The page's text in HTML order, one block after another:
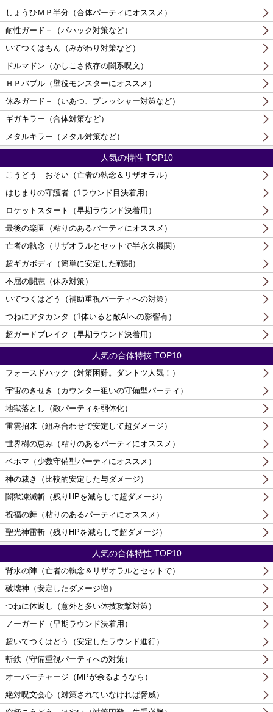
しょうひＭＰ半分（合体パーティにオススメ）
耐性ガード＋（バハック対策など）
いてつくはもん（みがわり対策など）
ドルマドン（かしこさ依存の闇系呪文）
ＨＰバブル（壁役モンスターにオススメ）
休みガード＋（いあつ、プレッシャー対策など）
ギガキラー（合体対策など）
メタルキラー（メタル対策など）
人気の特性 TOP10
こうどう おそい（亡者の執念＆リザオラル）
はじまりの守護者（1ラウンド目決着用）
ロケットスタート（早期ラウンド決着用）
最後の楽園（粘りのあるパーティにオススメ）
亡者の執念（リザオラルとセットで半永久機関）
超ギガボディ（簡単に安定した戦闘）
不屈の闘志（休み対策）
いてつくはどう（補助重視パーティへの対策）
つねにアタカンタ（1体いると敵AIへの影響有）
超ガードブレイク（早期ラウンド決着用）
人気の合体特技 TOP10
フォースドハック（対策困難。ダントツ人気！）
宇宙のきせき（カウンター狙いの守備型パーティ）
地獄落とし（敵パーティを弱体化）
雷雲招来（組み合わせで安定して超ダメージ）
世界樹の恵み（粘りのあるパーティにオススメ）
ベホマ（少数守備型パーティにオススメ）
神の裁き（比較的安定した与ダメージ）
闇獄凍滅斬（残りHPを減らして超ダメージ）
祝福の舞（粘りのあるパーティにオススメ）
聖光神雷斬（残りHPを減らして超ダメージ）
人気の合体特性 TOP10
背水の陣（亡者の執念＆リザオラルとセットで）
破壊神（安定したダメージ増）
つねに体返し（意外と多い体技攻撃対策）
ノーガード（早期ラウンド決着用）
超いてつくはどう（安定したラウンド進行）
斬鉄（守備重視パーティへの対策）
オーバーチャージ（MPが余るようなら）
絶対呪文会心（対策されていなければ脅威）